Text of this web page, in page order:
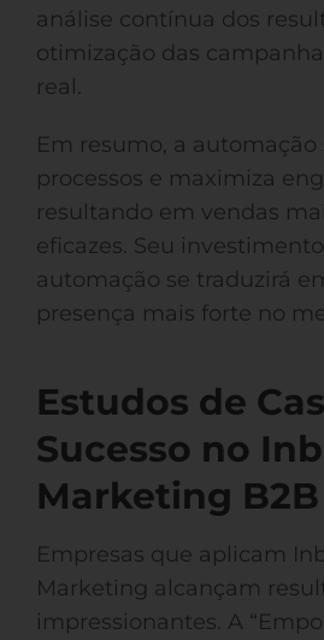
análise contínua dos
otimização das
real.
Em resumo, a
processos e maximiza
resultando em vendas
eficazes. Seu
automação se traduzirá
presença mais forte no
Estudos de
Sucesso no
Marketing B2B
Empresas que aplicam
Marketing alcançam
impressionantes. A